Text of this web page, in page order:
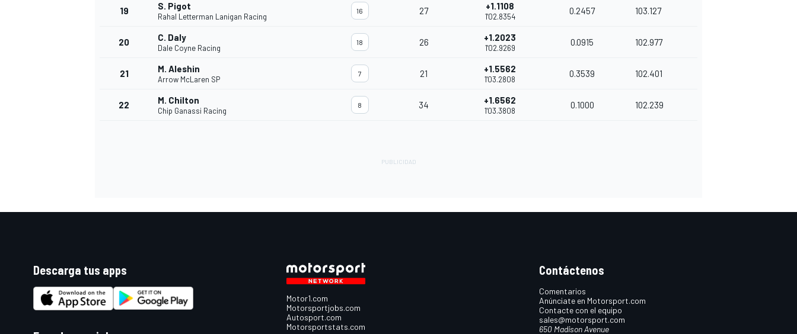
19 S. Pigot
Rahal Letterman Lanigan Racing
16 27 +1.1108
1'02.8354
0.2457 103.127
20 C. Daly
Dale Coyne Racing
18 26 +1.2023
1'02.9269
0.0915 102.977
21 M. Aleshin
Arrow McLaren SP
7 21 +1.5562
1'03.2808
0.3539 102.401
22 M. Chilton
Chip Ganassi Racing
8 34 +1.6562
1'03.3808
0.1000 102.239
Descarga tus apps
Motor1.com
Motorsportjobs.com
Autosport.com
Motorsportstats.com
Contáctenos
Comentarios
Anúnciate en Motorsport.com
Contacte con el equipo
sales@motorsport.com
650 Madison Avenue